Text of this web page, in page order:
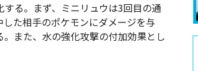
る。まず、ミニリュウは3回目の通
た相手のポケモンにダメージを与
また、水の強化攻撃の付加効果とし